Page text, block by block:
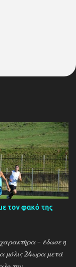
τον φακό της
- έδωσε η
μόλις 24ωρα μετά